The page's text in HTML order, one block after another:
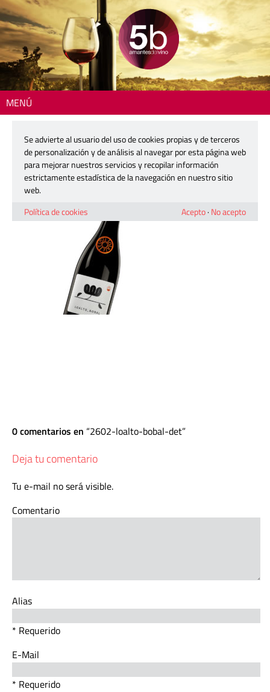
MENÚ
2602-loalto-bobal-det
8 enero, 2026
0 comentarios en 2602-loalto-bobal-det
Deja tu comentario
Tu e-mail no será visible.
Comentario
Alias
* Requerido
E-Mail
* Requerido
Se advierte al usuario del uso de cookies propias y de terceros
de personalización y de análisis al navegar por esta página web
para mejorar nuestros servicios y recopilar información
estrictamente estadística de la navegación en nuestro sitio
web.
Política de cookies
Acepto· No acepto